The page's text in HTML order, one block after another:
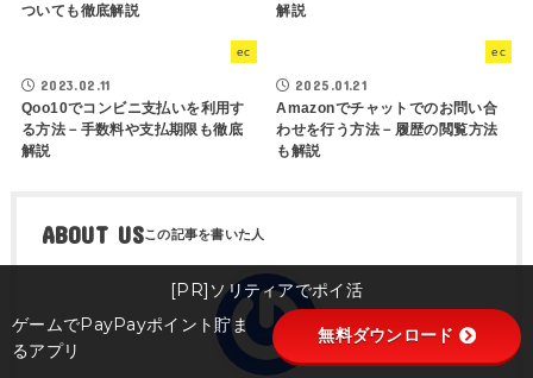
ついても徹底解説
解説
ec
2023.02.11
Qoo10でコンビニ支払いを利用す
る方法－手数料や支払期限も徹底
解説
ec
2025.01.21
Amazonでチャットでのお問い合
わせを行う方法－履歴の閲覧方法
も解説
ABOUT US
[PR]ソリティアでポイ活
ゲームでPayPayポイント貯ま
るアプリ
無料ダウンロード